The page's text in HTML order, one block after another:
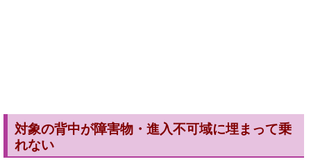
対象の背中が障害物・進入不可域に埋まって乗
れない